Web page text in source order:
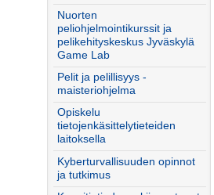
Nuorten
peliohjelmointikurssit ja
pelikehityskeskus Jyväskylä
Game Lab
Pelit ja pelillisyys -
maisteriohjelma
Opiskelu
tietojenkäsittelytieteiden
laitoksella
Kyberturvallisuuden opinnot
ja tutkimus